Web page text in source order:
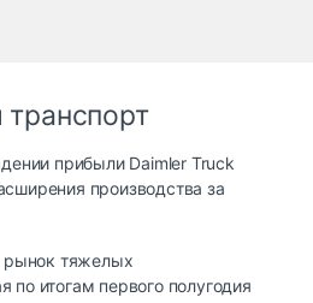
прибыли Daimler Truck
производства за
рынок тяжелых
по итогам первого полугодия